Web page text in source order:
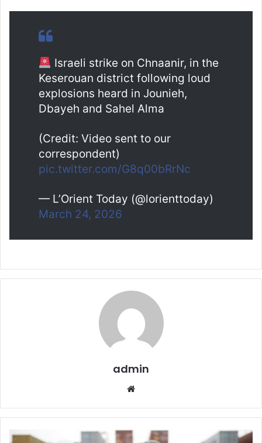
Israeli strike on Chnaanir, in the
Keserouan district following loud
explosions heard in Jounieh,
Dbayeh and Sahel Alma
(Credit: Video sent to our
correspondent)
pic.twitter.com/G8q00bRrNc
— L’Orient Today (@lorienttoday)
March 24, 2026
admin